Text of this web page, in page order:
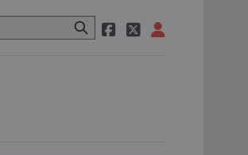
taxi, nasedne do něj a už ho nikdy nikdo